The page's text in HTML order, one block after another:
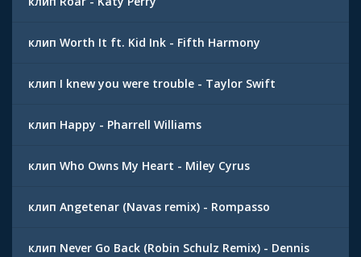
клип Worth It ft. Kid Ink - Fifth Harmony
клип I knew you were trouble - Taylor Swift
клип Happy - Pharrell Williams
клип Who Owns My Heart - Miley Cyrus
клип Angetenar (Navas remix) - Rompasso
клип Never Go Back (Robin Schulz Remix) - Dennis